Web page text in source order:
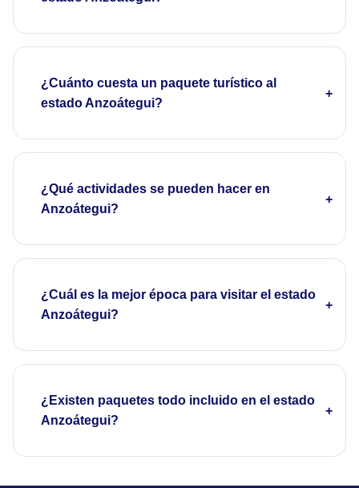
¿Cuánto cuesta un paquete turístico al
estado Anzoátegui?
¿Qué actividades se pueden hacer en
Anzoátegui?
¿Cuál es la mejor época para visitar el estado
Anzoátegui?
¿Existen paquetes todo incluido en el estado
Anzoátegui?